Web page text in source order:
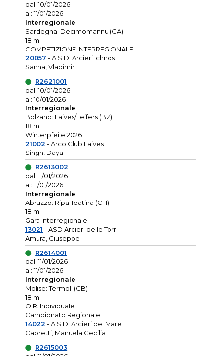
dal: 10/01/2026
al: 11/01/2026
Interregionale
Sardegna: Decimomannu (CA)
18 m
COMPETIZIONE INTERREGIONALE
20057 - A.S.D. Arcieri Ichnos
Sanna, Vladimir
R2621001
dal: 10/01/2026
al: 10/01/2026
Interregionale
Bolzano: Laives/Leifers (BZ)
18 m
Winterpfeile 2026
21002 - Arco Club Laives
Singh, Daya
R2613002
dal: 11/01/2026
al: 11/01/2026
Interregionale
Abruzzo: Ripa Teatina (CH)
18 m
Gara Interregionale
13021 - ASD Arcieri delle Torri
Amura, Giuseppe
R2614001
dal: 11/01/2026
al: 11/01/2026
Interregionale
Molise: Termoli (CB)
18 m
O.R. Individuale
Campionato Regionale
14022 - A.S.D. Arcieri del Mare
Capretti, Manuela Cecilia
R2615003